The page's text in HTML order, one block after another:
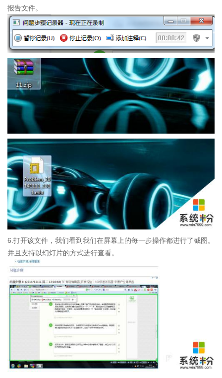
报告文件。
6.打开该文件，我们看到我们在屏幕上的每一步操作都进行了截图。
并且支持以幻灯片的方式进行查看。